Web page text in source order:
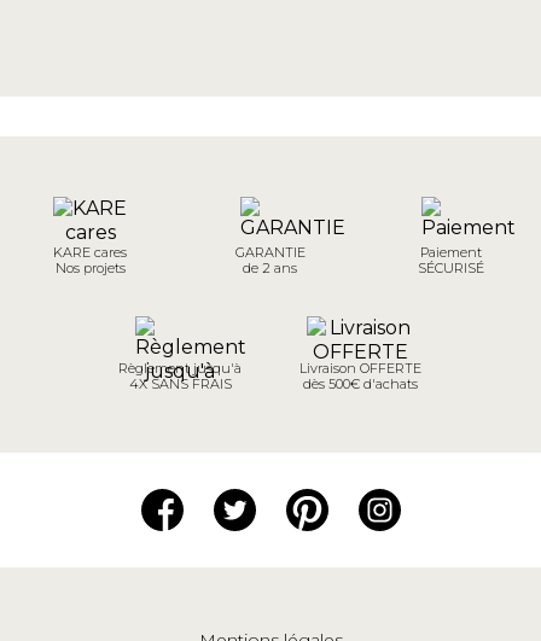
KARE cares
Nos projets
GARANTIE
de 2 ans
Paiement
SÉCURISÉ
Règlement jusqu'à
4X SANS FRAIS
Livraison OFFERTE
dès 500€ d'achats